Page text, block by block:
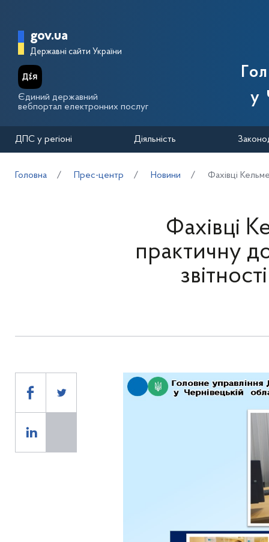
Головна сторінка Державної
gov.ua
Державні сайти України
Єдиний державний
вебпортал електронних послуг
у
ДПС у регіоні Діяльність
Головна Прес-центр Новини Фахівці
Фахівці
практичну